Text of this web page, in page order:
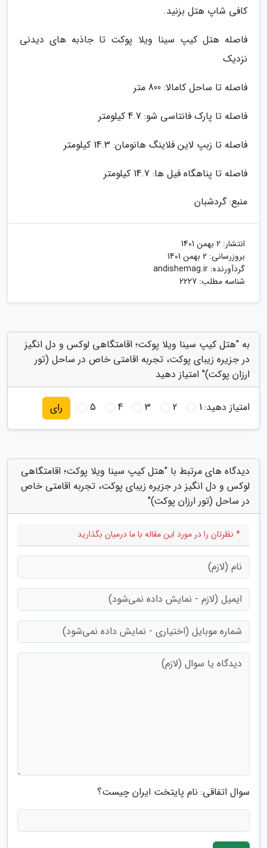
کافی شاپ هتل بزنید.
فاصله هتل کیپ سینا ویلا پوکت تا جاذبه های دیدنی
نزدیک
فاصله تا ساحل کامالا: 800 متر
فاصله تا پارک فانتاسی شو: 4.7 کیلومتر
فاصله تا زبپ لاین فلاینگ هانومان: 14.3 کیلومتر
فاصله تا پناهگاه فیل ها: 14.7 کیلومتر
منبع: گردشبان
انتشار: 2 بهمن 1401
بروزرسانی: 2 بهمن 1401
گردآورنده: andishemag.ir
شناسه مطلب: 2227
به "هتل کیپ سینا ویلا پوکت؛ اقامتگاهی لوکس و دل انگیز
در جزیره زیبای پوکت، تجربه اقامتی خاص در ساحل (تور
ارزان پوکت)" امتیاز دهید
امتیاز دهید:1
2
3
4
5 رای
دیدگاه های مرتبط با "هتل کیپ سینا ویلا پوکت؛ اقامتگاهی
لوکس و دل انگیز در جزیره زیبای پوکت، تجربه اقامتی خاص
در ساحل (تور ارزان پوکت)"
* نظرتان را در مورد این مقاله با ما درمیان بگذارید
سوال اتفاقی: نام پایتخت ایران چیست؟